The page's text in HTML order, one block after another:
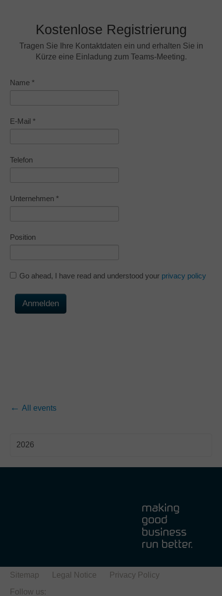
Kostenlose Registrierung
Tragen Sie Ihre Kontaktdaten ein und erhalten Sie in
Kürze eine Einladung zum Teams-Meeting.
Name *
E-Mail *
Telefon
Unternehmen *
Position
Go ahead, I have read and understood your privacy policy
All events
2026
Sitemap Legal Notice
Privacy Policy
Follow us: